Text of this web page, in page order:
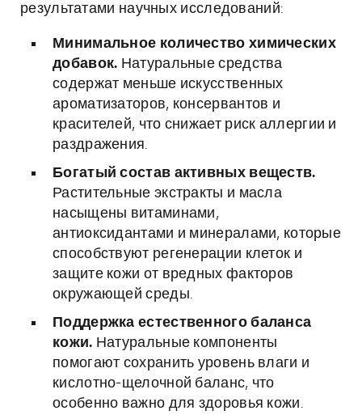
результатами научных исследований:
Минимальное количество химических
добавок. Натуральные средства
содержат меньше искусственных
ароматизаторов, консервантов и
красителей, что снижает риск аллергии и
раздражения.
Богатый состав активных веществ.
Растительные экстракты и масла
насыщены витаминами,
антиоксидантами и минералами, которые
способствуют регенерации клеток и
защите кожи от вредных факторов
окружающей среды.
Поддержка естественного баланса
кожи. Натуральные компоненты
помогают сохранить уровень влаги и
кислотно-щелочной баланс, что
особенно важно для здоровья кожи.